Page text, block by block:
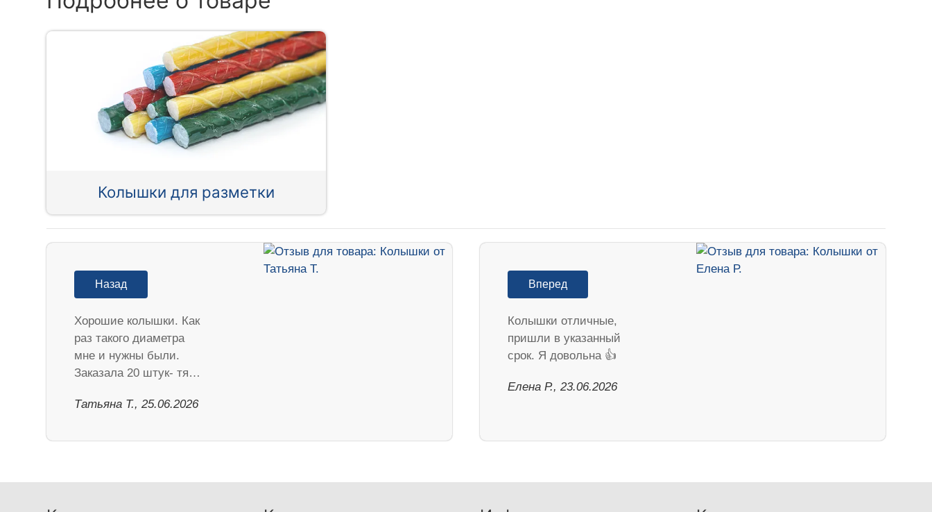
Колышки для разметки
Назад
Хорошие колышки. Как
раз такого диаметра
мне и нужны были.
Заказала 20 штук- тя…
Татьяна Т., 25.06.2026
Вперед
Колышки отличные,
пришли в указанный
срок. Я довольна 👍
Елена Р., 23.06.2026